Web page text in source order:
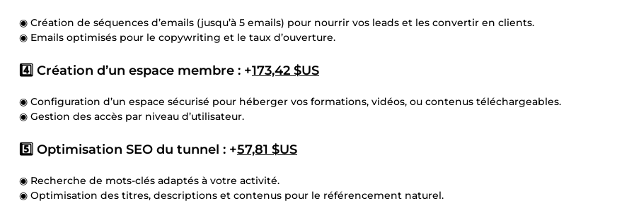
◉ Création de séquences d’emails (jusqu’à 5 emails) pour nourrir vos leads et les convertir en clients.
◉ Emails optimisés pour le copywriting et le taux d’ouverture.
4️⃣ Création d’un espace membre : +173,42 $US
◉ Configuration d’un espace sécurisé pour héberger vos formations, vidéos, ou contenus téléchargeables.
◉ Gestion des accès par niveau d’utilisateur.
5️⃣ Optimisation SEO du tunnel : +57,81 $US
◉ Recherche de mots-clés adaptés à votre activité.
◉ Optimisation des titres, descriptions et contenus pour le référencement naturel.